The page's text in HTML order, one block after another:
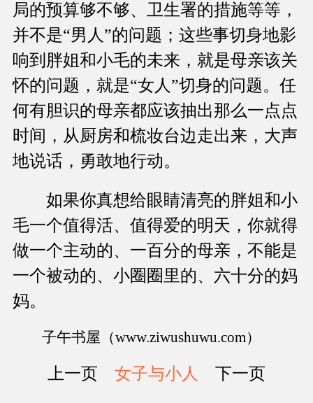
局的预算够不够、卫生署的措施等等，
并不是“男人”的问题；这些事切身地影
响到胖姐和小毛的未来，就是母亲该关
怀的问题，就是“女人”切身的问题。任
何有胆识的母亲都应该抽出那么一点点
时间，从厨房和梳妆台边走出来，大声
地说话，勇敢地行动。
如果你真想给眼睛清亮的胖姐和小
毛一个值得活、值得爱的明天，你就得
做一个主动的、一百分的母亲，不能是
一个被动的、小圈圈里的、六十分的妈
妈。
子午书屋（www.ziwushuwu.com）
上一页 女子与小人 下一页